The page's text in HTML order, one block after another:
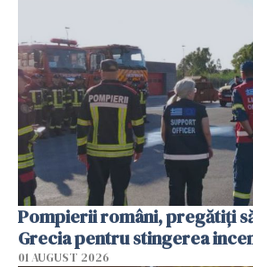
Pompierii români, pregătiţi
Grecia pentru stingerea
01 AUGUST 2026